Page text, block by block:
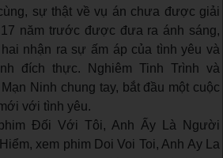
sự thật về vụ án chưa được giải
17 năm trước được đưa ra ánh sáng,
nhận ra sự ấm áp của tình yêu và
đích thực. Nghiêm Tinh Trình và
Ninh chung tay, bắt đầu một cuộc
với tình yêu.
Đối Với Tôi, Anh Ấy Là Người
xem phim Doi Voi Toi, Anh Ay La